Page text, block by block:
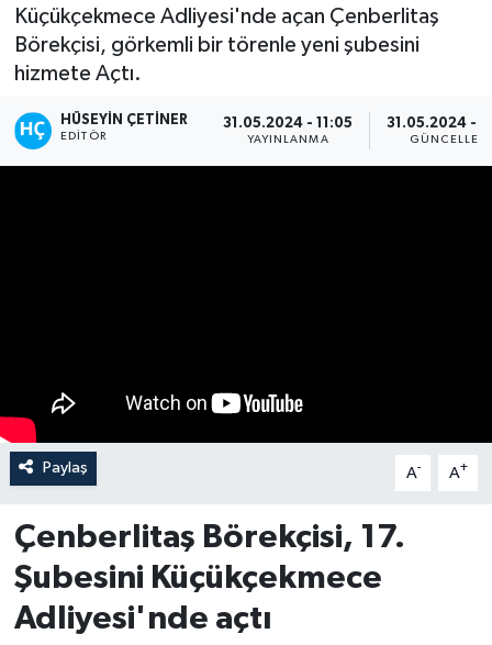
Küçükçekmece Adliyesi'nde açan Çenberlitaş
Börekçisi, görkemli bir törenle yeni şubesini
hizmete Açtı.
HÜSEYIN ÇETINER
EDITÖR
31.05.2024 - 11:05
YAYINLANMA
31.05.2024 -
Paylaş A- A+
Çenberlitaş Börekçisi, 17.
Şubesini Küçükçekmece
Adliyesi'nde açtı